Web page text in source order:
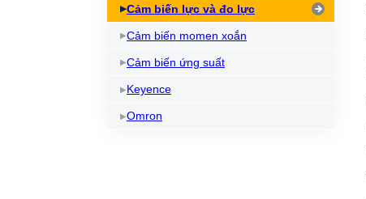
Cảm biến lực và đo lực
Cảm biến momen xoắn
Cảm biến ứng suất
Keyence
Omron